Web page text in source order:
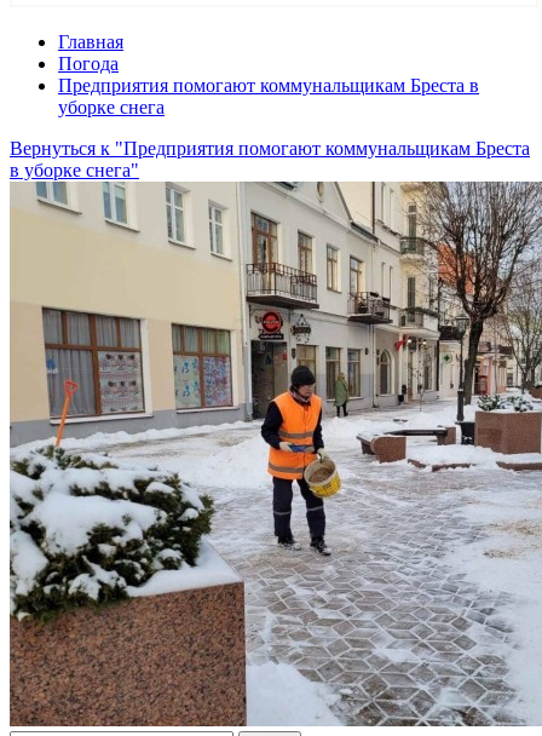
Главная
Погода
Предприятия помогают коммунальщикам Бреста в
уборке снега
Вернуться к "Предприятия помогают коммунальщикам Бреста
в уборке снега"